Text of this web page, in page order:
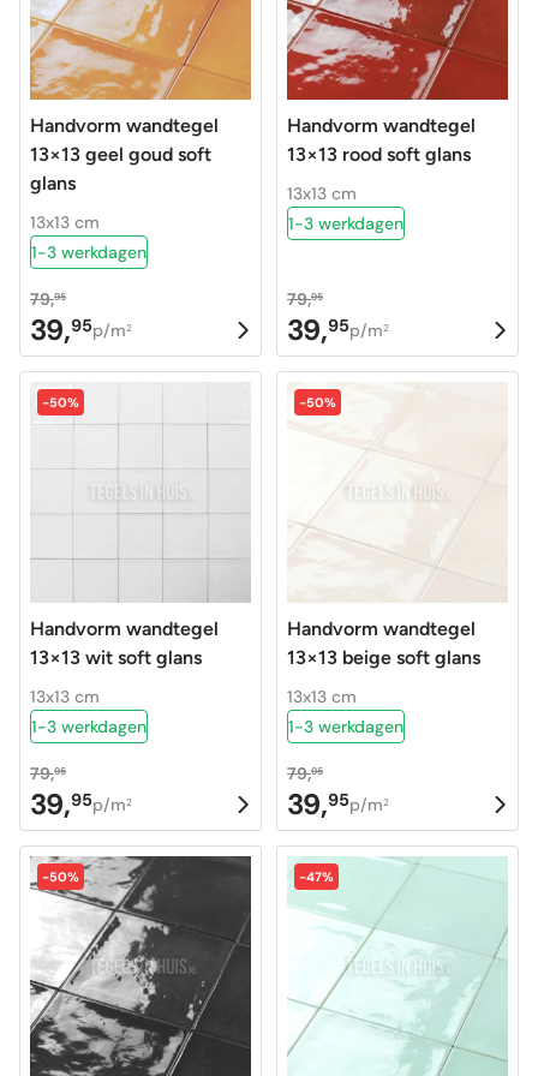
Handvorm wandtegel
13×13 geel goud soft
glans
13x13 cm
1-3 werkdagen
79,95
Oorspronkelijke
prijs
was:
79,95.
39,95
Huidige
prijs
is:
39,95.
p/m2
Handvorm wandtegel
13×13 rood soft glans
13x13 cm
1-3 werkdagen
79,95
Oorspronkelijke
prijs
was:
79,95.
39,95
Huidige
prijs
is:
39,95.
p/m2
-50%
Handvorm wandtegel
13×13 wit soft glans
13x13 cm
1-3 werkdagen
79,95
Oorspronkelijke
prijs
was:
79,95.
39,95
Huidige
prijs
is:
39,95.
p/m2
-50%
Handvorm wandtegel
13×13 beige soft glans
13x13 cm
1-3 werkdagen
79,95
Oorspronkelijke
prijs
was:
79,95.
39,95
Huidige
prijs
is:
39,95.
p/m2
-50% -47%